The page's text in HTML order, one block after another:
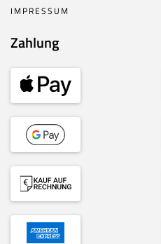
IMPRESSUM
Zahlung